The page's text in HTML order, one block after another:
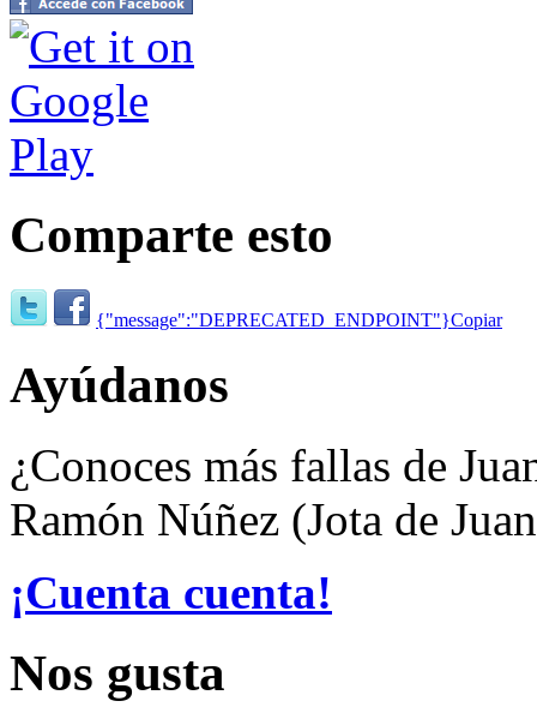
Comparte esto
{"message":"DEPRECATED_ENDPOINT"}Copiar
Ayúdanos
¿Conoces más fallas de
Ramón Núñez (Jota de
¡Cuenta cuenta!
Nos gusta